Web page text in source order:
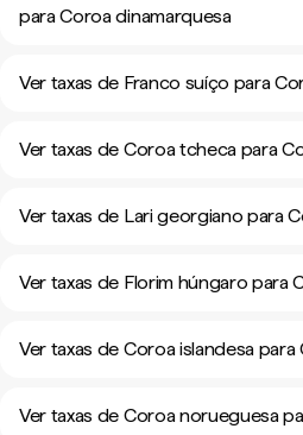
para Coroa dinamarquesa
Ver taxas de Franco suíço para
Ver taxas de Coroa tcheca para
Ver taxas de Lari georgiano para
Ver taxas de Florim húngaro para
Ver taxas de Coroa islandesa
Ver taxas de Coroa norueguesa